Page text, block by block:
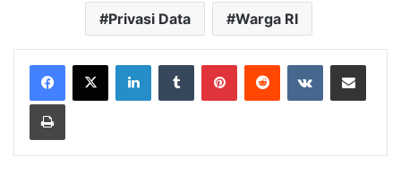
Privasi Data Warga RI
LinkedInTumblr PinterestReddit VKontakteShare via Email
Print